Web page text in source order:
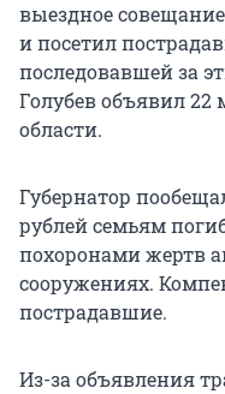
выездное
и посетил
последовавшей за
Голубев объявил 22
области.
Губернатор
рублей семьям
похоронами жертв
сооружениях.
пострадавшие.
Из-за объявления